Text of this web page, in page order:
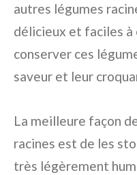
autres légumes
délicieux et faciles
conserver ces
saveur et leur
La meilleure façon
racines est de les
très légèrement